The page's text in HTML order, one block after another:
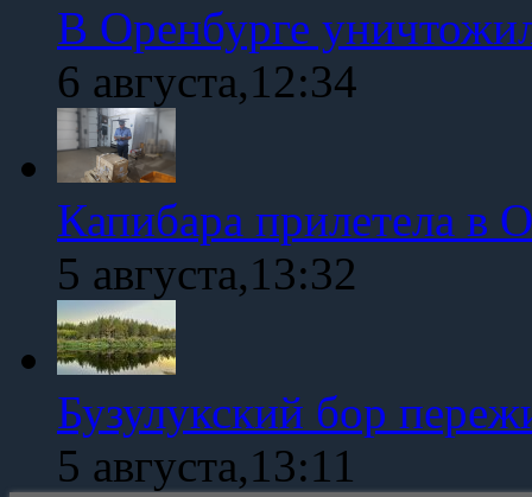
В Оренбурге
6 августа,12:34
Капибара прилетела в
5 августа,13:32
Бузулукский бор
5 августа,13:11